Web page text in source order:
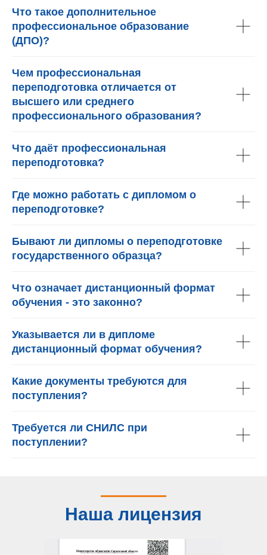
Что такое дополнительное
профессиональное образование
(ДПО)?
Чем профессиональная
переподготовка отличается от
высшего или среднего
профессионального образования?
Что даёт профессиональная
переподготовка?
Где можно работать с дипломом о
переподготовке?
Бывают ли дипломы о переподготовке
государственного образца?
Что означает дистанционный формат
обучения - это законно?
Указывается ли в дипломе
дистанционный формат обучения?
Какие документы требуются для
поступления?
Требуется ли СНИЛС при
поступлении?
Наша лицензия